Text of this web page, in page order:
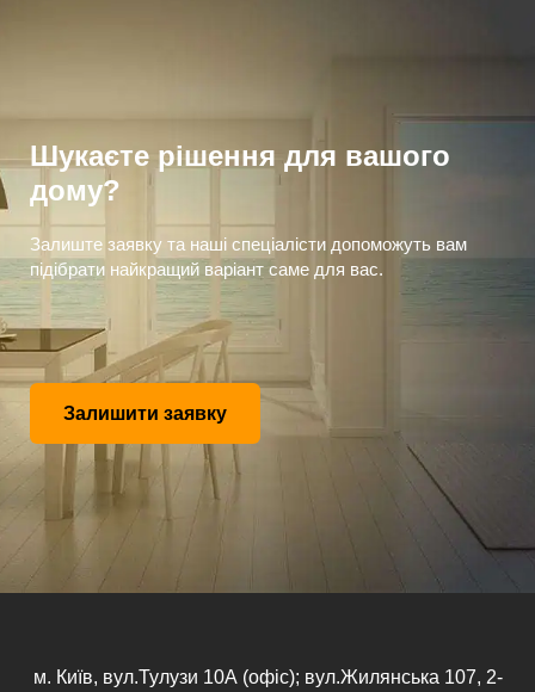
Шукаєте рішення для вашого
дому?
Залиште заявку та наші спеціалісти допоможуть вам
підібрати найкращий варіант саме для вас.
Залишити заявку
м. Київ, вул.Тулузи 10А (офіс); вул.Жилянська 107, 2-